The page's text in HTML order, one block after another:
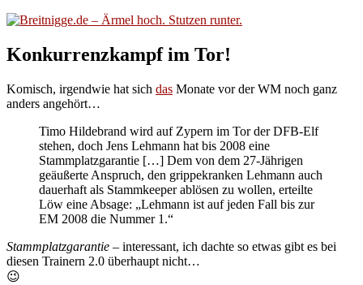
Konkurrenzkampf im Tor!
Komisch, irgendwie hat sich das Monate vor der WM noch ganz
anders angehört…
Timo Hildebrand wird auf Zypern im Tor der DFB-Elf
stehen, doch Jens Lehmann hat bis 2008 eine
Stammplatzgarantie […] Dem von dem 27-Jährigen
geäußerte Anspruch, den grippekranken Lehmann auch
dauerhaft als Stammkeeper ablösen zu wollen, erteilte
Löw eine Absage: „Lehmann ist auf jeden Fall bis zur
EM 2008 die Nummer 1.“
Stammplatzgarantie – interessant, ich dachte so etwas gibt es bei
diesen Trainern 2.0 überhaupt nicht…
😉